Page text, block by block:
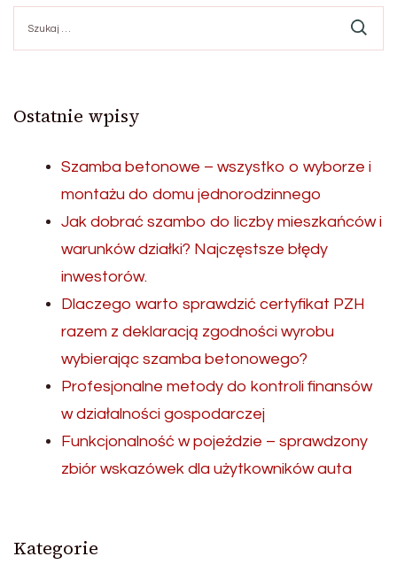
Ostatnie wpisy
Szamba betonowe – wszystko o wyborze i
montażu do domu jednorodzinnego
Jak dobrać szambo do liczby mieszkańców i
warunków działki? Najczęstsze błędy
inwestorów.
Dlaczego warto sprawdzić certyfikat PZH
razem z deklaracją zgodności wyrobu
wybierając szamba betonowego?
Profesjonalne metody do kontroli finansów
w działalności gospodarczej
Funkcjonalność w pojeździe – sprawdzony
zbiór wskazówek dla użytkowników auta
Kategorie